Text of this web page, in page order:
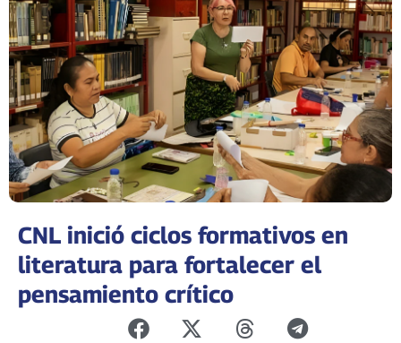
CNL inició ciclos formativos en
literatura para fortalecer el
pensamiento crítico